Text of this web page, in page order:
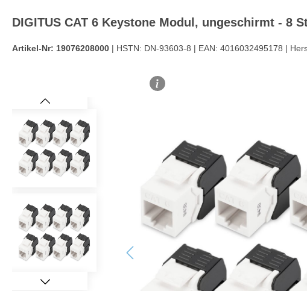
DIGITUS CAT 6 Keystone Modul, ungeschirmt - 8
Artikel-Nr: 19076208000 | HSTN: DN-93603-8 | EAN: 4016032495178 |
Bildergalerie überspringen